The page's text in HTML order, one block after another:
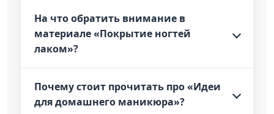
На что обратить внимание в
материале «Покрытие ногтей
лаком»?
Почему стоит прочитать про «Идеи
для домашнего маникюра»?